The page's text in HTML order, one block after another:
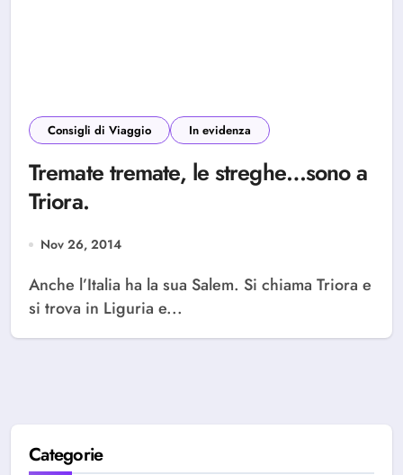
Consigli di Viaggio In evidenza
Tremate tremate, le streghe…sono a
Triora.
Nov 26, 2014
Anche l’Italia ha la sua Salem. Si chiama Triora e
si trova in Liguria e...
Categorie